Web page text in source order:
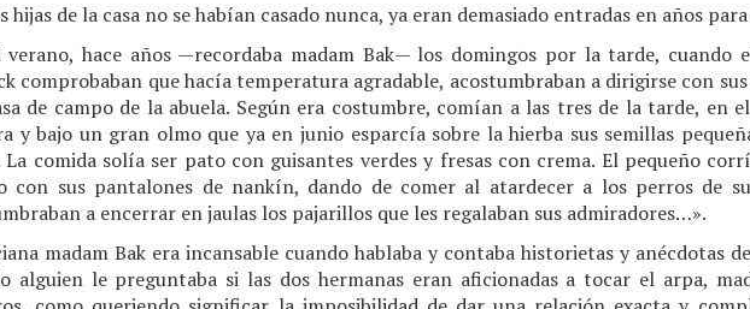
hijas de la casa no se habían casado nunca, ya eran demasiado entradas en años
verano, hace años —recordaba madam Bak— los domingos por la tarde, cuando
comprobaban que hacía temperatura agradable, acostumbraban a dirigirse con
de campo de la abuela. Según era costumbre, comían a las tres de la tarde, en
y bajo un gran olmo que ya en junio esparcía sobre la hierba sus semillas
La comida solía ser pato con guisantes verdes y fresas con crema. El pequeño
con sus pantalones de nankín, dando de comer al atardecer a los perros de
a encerrar en jaulas los pajarillos que les regalaban sus admiradores…».
madam Bak era incansable cuando hablaba y contaba historietas y anécdotas
alguien le preguntaba si las dos hermanas eran aficionadas a tocar el arpa,